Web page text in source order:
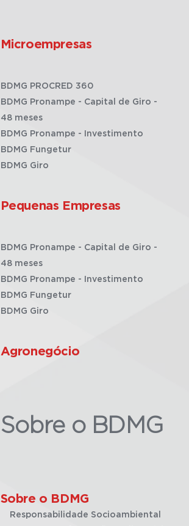
Microempresas
BDMG PROCRED 360
BDMG Pronampe - Capital de Giro -
48 meses
BDMG Pronampe - Investimento
BDMG Fungetur
BDMG Giro
Pequenas Empresas
BDMG Pronampe - Capital de Giro -
48 meses
BDMG Pronampe - Investimento
BDMG Fungetur
BDMG Giro
Agronegócio
Sobre o BDMG
Sobre o BDMG
Responsabilidade Socioambiental